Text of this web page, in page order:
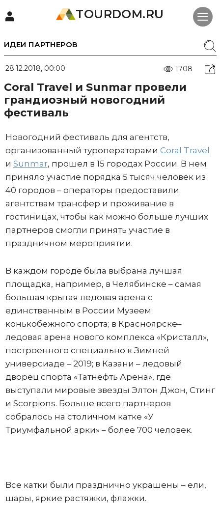
TOURDOM.RU
ИДЕИ ПАРТНЕРОВ
28.12.2018, 00:00 1708
Coral Travel и Sunmar провели
грандиозный новогодний
фестиваль
Новогодний фестиваль для агентств,
организованный туроператорами Coral Travel
и Sunmar, прошел в 15 городах России. В нем
приняло участие порядка 5 тысяч человек из
40 городов – операторы предоставили
агентствам трансфер и проживание в
гостиницах, чтобы как можно больше лучших
партнеров смогли принять участие в
праздничном мероприятии.
В каждом городе была выбрана лучшая
площадка, например, в Челябинске – самая
большая крытая ледовая арена с
единственным в России Музеем
конькобежного спорта; в Красноярске–
ледовая арена нового комплекса «Кристалл»,
построенного специально к Зимней
универсиаде – 2019; в Казани – ледовый
дворец спорта «Татнефть Арена», где
выступали мировые звезды Элтон Джон, Стинг
и Scorpions. Больше всего партнеров
собралось на столичном катке «У
Триумфальной арки» – более 700 человек.
Все катки были празднично украшены – ели,
шары, яркие растяжки, флажки.